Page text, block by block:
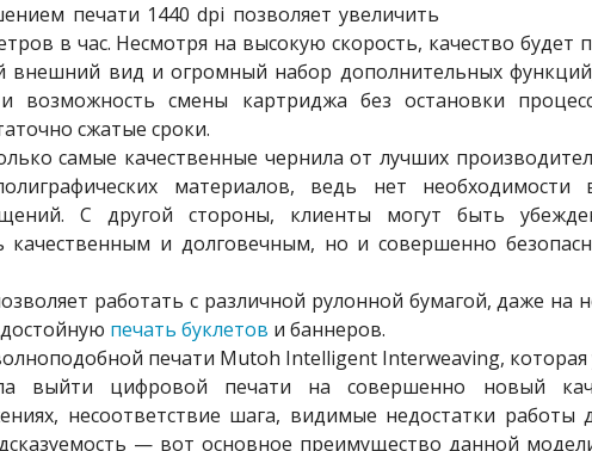
печати 1440 dpi позволяет увеличить
в час. Несмотря на высокую скорость, качество будет
внешний вид и огромный набор дополнительных
возможность смены картриджа без остановки
сжатые сроки.
самые качественные чернила от лучших
материалов, ведь нет необходимости
С другой стороны, клиенты могут быть
качественным и долговечным, но и совершенно
работать с различной рулонной бумагой, даже на
печать буклетов и баннеров.
печати Mutoh Intelligent Interweaving, которая
выйти цифровой печати на совершенно новый
несоответствие шага, видимые недостатки
— вот основное преимущество данной